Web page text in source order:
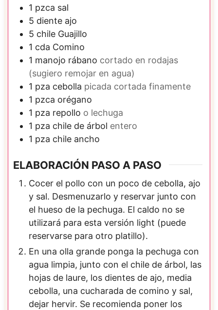
1 pzca sal
5 diente ajo
5 chile Guajillo
1 cda Comino
1 manojo rábano cortado en rodajas
(sugiero remojar en agua)
1 pza cebolla picada cortada finamente
1 pzca orégano
1 pza repollo o lechuga
1 pza chile de árbol entero
1 pza chile ancho
ELABORACIÓN PASO A PASO
Cocer el pollo con un poco de cebolla, ajo
y sal. Desmenuzarlo y reservar junto con
el hueso de la pechuga. El caldo no se
utilizará para esta versión light (puede
reservarse para otro platillo).
En una olla grande ponga la pechuga con
agua limpia, junto con el chile de árbol, las
hojas de laure, los dientes de ajo, media
cebolla, una cucharada de comino y sal,
dejar hervir. Se recomienda poner los